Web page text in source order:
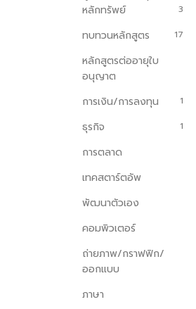
หลักทรัพย์
3
ทบทวนหลักสูตร 17
หลักสูตรต่ออายุใบ
อนุญาต
การเงิน/การลงทุน
1
ธุรกิจ 1
การตลาด
เทคสตาร์ตอัพ
พัฒนาตัวเอง
คอมพิวเตอร์
ถ่ายภาพ/กราฟฟิก/
ออกแบบ
ภาษา